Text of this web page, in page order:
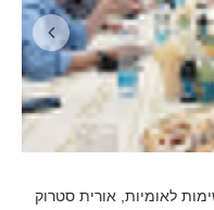
לאומיות, אורית סטרוק